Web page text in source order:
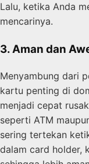
Lalu, ketika Anda
mencarinya.
3. Aman dan
Menyambung dari
kartu penting di
menjadi cepat
seperti ATM
sering tertekan
dalam card holder,